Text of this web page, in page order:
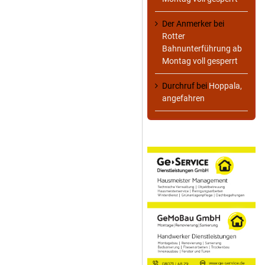
Der Anmerker bei
Rotter
Bahnunterführung ab
Montag voll gesperrt
Durchruf bei Hoppala,
angefahren